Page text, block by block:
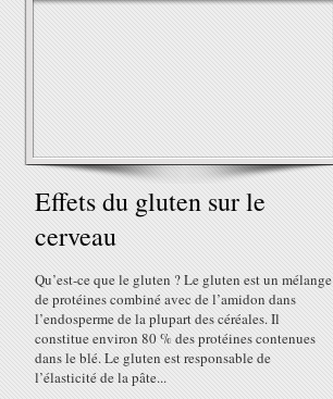
Effets du gluten sur le
cerveau
Qu’est-ce que le gluten ? Le gluten est un mélange
de protéines combiné avec de l’amidon dans
l’endosperme de la plupart des céréales. Il
constitue environ 80 % des protéines contenues
dans le blé. Le gluten est responsable de
l’élasticité de la pâte...